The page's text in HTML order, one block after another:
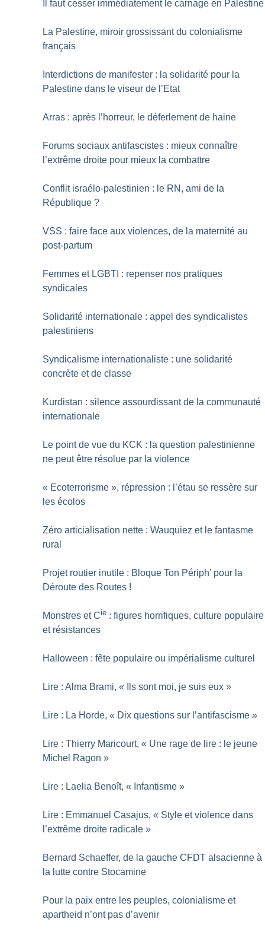
Il faut cesser immédiatement le carnage en Palestine
La Palestine, miroir grossissant du colonialisme
français
Interdictions de manifester : la solidarité pour la
Palestine dans le viseur de l’Etat
Arras : après l’horreur, le déferlement de haine
Forums sociaux antifascistes : mieux connaître
l’extrême droite pour mieux la combattre
Conflit israélo-palestinien : le RN, ami de la
République ?
VSS : faire face aux violences, de la maternité au
post-partum
Femmes et LGBTI : repenser nos pratiques
syndicales
Solidarité internationale : appel des syndicalistes
palestiniens
Syndicalisme internationaliste : une solidarité
concrète et de classe
Kurdistan : silence assourdissant de la communauté
internationale
Le point de vue du KCK : la question palestinienne
ne peut être résolue par la violence
« Ecoterrorisme », répression : l’étau se ressère sur
les écolos
Zéro articialisation nette : Wauquiez et le fantasme
rural
Projet routier inutile : Bloque Ton Périph’ pour la
Déroute des Routes !
Monstres et Cie : figures horrifiques, culture populaire
et résistances
Halloween : fête populaire ou impérialisme culturel
Lire : Alma Brami, « Ils sont moi, je suis eux »
Lire : La Horde, « Dix questions sur l’antifascisme »
Lire : Thierry Maricourt, « Une rage de lire : le jeune
Michel Ragon »
Lire : Laelia Benoît, « Infantisme »
Lire : Emmanuel Casajus, « Style et violence dans
l’extrême droite radicale »
Bernard Schaeffer, de la gauche CFDT alsacienne à
la lutte contre Stocamine
Pour la paix entre les peuples, colonialisme et
apartheid n’ont pas d’avenir